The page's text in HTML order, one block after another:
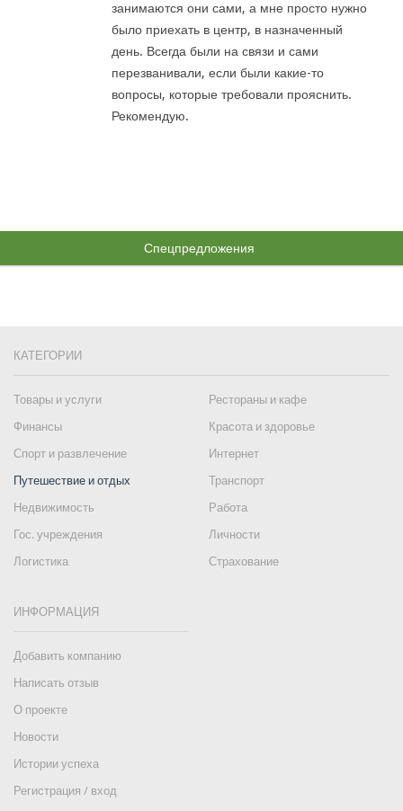
занимаются они сами, а мне просто нужно
было приехать в центр, в назначенный
день. Всегда были на связи и сами
перезванивали, если были какие-то
вопросы, которые требовали прояснить.
Рекомендую.
Спецпредложения
КАТЕГОРИИ
Товары и услуги
Рестораны и кафе
Финансы
Красота и здоровье
Спорт и развлечение
Интернет
Путешествие и отдых
Транспорт
Недвижимость
Работа
Гос. учреждения
Личности
Логистика
Страхование
ИНФОРМАЦИЯ
Добавить компанию
Написать отзыв
О проекте
Новости
Истории успеха
Регистрация / вход